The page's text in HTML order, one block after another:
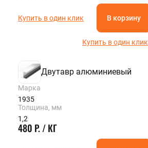
Купить в один клик В корзину
Купить в один клик
Двутавр алюминиевый
Марка
1935
Толщина, мм
1,2
480 Р. / КГ